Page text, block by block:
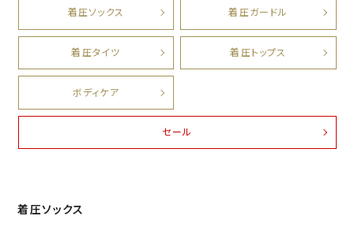
着圧ソックス 着圧ガードル
着圧タイツ 着圧トップス
ボディケア
セール
着圧ソックス